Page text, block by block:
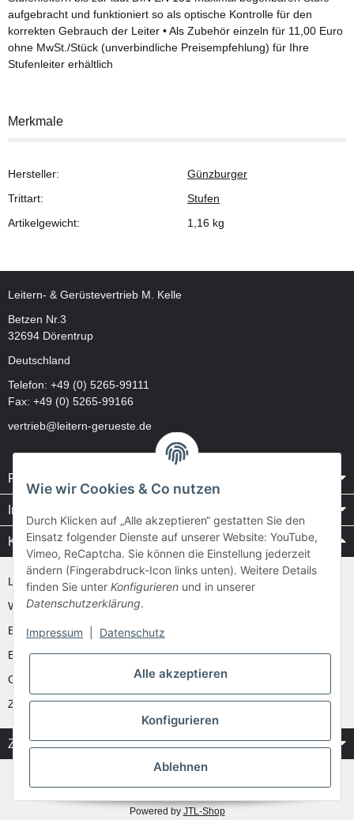
aufgebracht und funktioniert so als optische Kontrolle für den
korrekten Gebrauch der Leiter • Als Zubehör einzeln für 11,00 Euro
ohne MwSt./Stück (unverbindliche Preisempfehlung) für Ihre
Stufenleiter erhältlich
Merkmale
Hersteller:
Günzburger
Trittart:
Stufen
Artikelgewicht:
1,16 kg
Leitern- & Gerüstevertrieb M. Kelle
Betzen Nr.3
32694 Dörentrup
Deutschland
Telefon: +49 (0) 5265-99111
Fax: +49 (0) 5265-99166
vertrieb@leitern-gerueste.de
Rechtliches
Informationen
Kataloge / Videos
Layher Videos und Downloads
WAKÜ
Ernst
Euroline
Günzburger
Zarges
Zahlung & Versand
* Alle Preise inkl. gesetzlicher USt.
** gilt für Vorkasse Banküberweisung und Lastschrifteinzug, zzgl.Versand
Powered by JTL-Shop
Wie wir Cookies & Co nutzen
Durch Klicken auf „Alle akzeptieren“ gestatten Sie den
Einsatz folgender Dienste auf unserer Website: YouTube,
Vimeo, ReCaptcha. Sie können die Einstellung jederzeit
ändern (Fingerabdruck-Icon links unten). Weitere Details
finden Sie unter Konfigurieren und in unserer
Datenschutzerklärung.
Impressum Datenschutz
Alle akzeptieren
Konfigurieren
Ablehnen